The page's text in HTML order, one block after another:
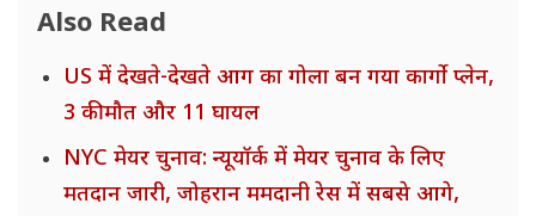
Also Read
US में देखते-देखते आग का गोला बन गया कार्गो प्लेन,
3 की मौत और 11 घायल
NYC मेयर चुनाव: न्यूयॉर्क में मेयर चुनाव के लिए
मतदान जारी, जोहरान ममदानी रेस में सबसे आगे,